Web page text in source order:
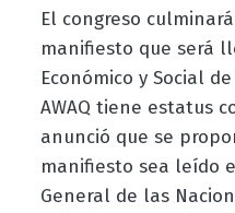
El congreso
manifiesto que será
Económico y Social
AWAQ tiene estatus
anunció que se
manifiesto sea leído
General de las